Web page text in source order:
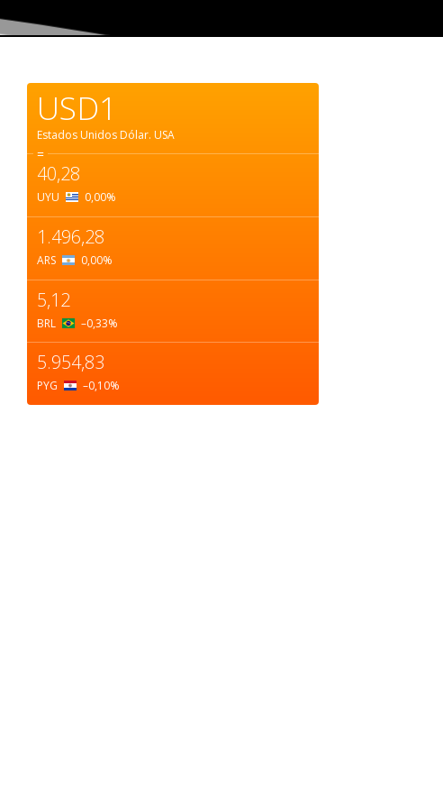
USD1
Estados Unidos Dólar. USA
=
40,28
UYU 0,00%
1.496,28
ARS 0,00%
5,12
BRL –0,33%
5.954,83
PYG –0,10%